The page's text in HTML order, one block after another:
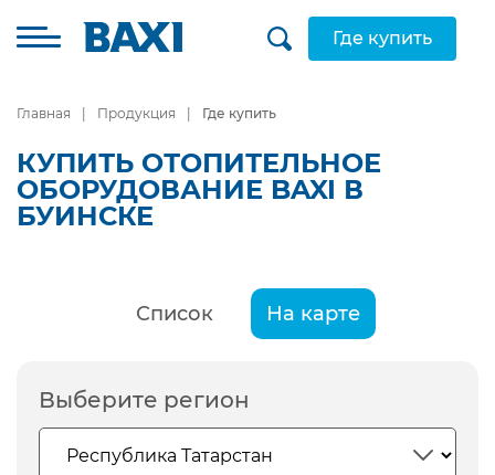
Где купить
Главная Продукция Где купить
КУПИТЬ ОТОПИТЕЛЬНОЕ
ОБОРУДОВАНИЕ BAXI В
БУИНСКЕ
Список На карте
Выберите регион